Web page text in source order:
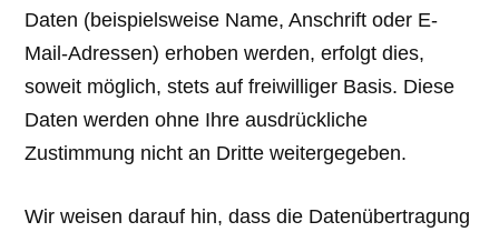
Daten (beispielsweise Name, Anschrift oder E-
Mail-Adressen) erhoben werden, erfolgt dies,
soweit möglich, stets auf freiwilliger Basis. Diese
Daten werden ohne Ihre ausdrückliche
Zustimmung nicht an Dritte weitergegeben.
Wir weisen darauf hin, dass die Datenübertragung